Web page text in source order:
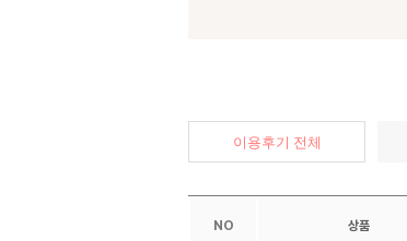
이용후기 전체
NO 상품